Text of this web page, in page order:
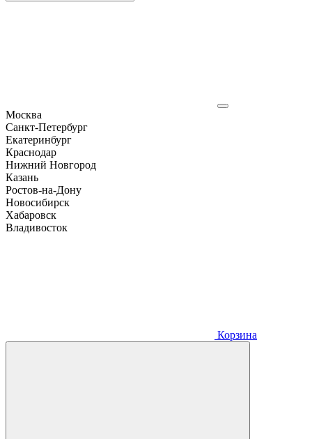
Москва
Санкт-Петербург
Екатеринбург
Краснодар
Нижний Новгород
Казань
Ростов-на-Дону
Новосибирск
Хабаровск
Владивосток
Корзина